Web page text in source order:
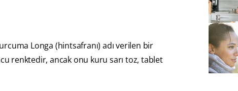
Longa (hintsafranı) adı verilen bir
renktedir, ancak onu kuru sarı toz, tablet